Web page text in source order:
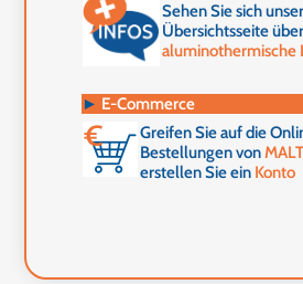
Sehen Sie sich
Übersichtsseite
aluminothermische
► E-Commerce
Greifen Sie auf die
Bestellungen von
erstellen Sie ein Konto